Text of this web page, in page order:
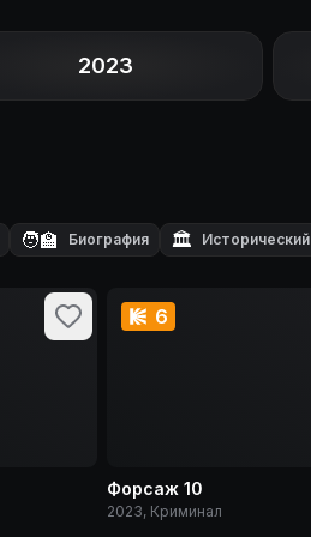
2023
🧑‍🏫 Биография 🏛️ Исторический
6
Форсаж 10
2023, Криминал